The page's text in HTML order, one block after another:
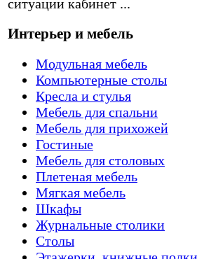
ситуации кабинет ...
Интерьер и мебель
Модульная мебель
Компьютерные столы
Кресла и стулья
Мебель для спальни
Мебель для прихожей
Гостиные
Мебель для столовых
Плетеная мебель
Мягкая мебель
Шкафы
Журнальные столики
Столы